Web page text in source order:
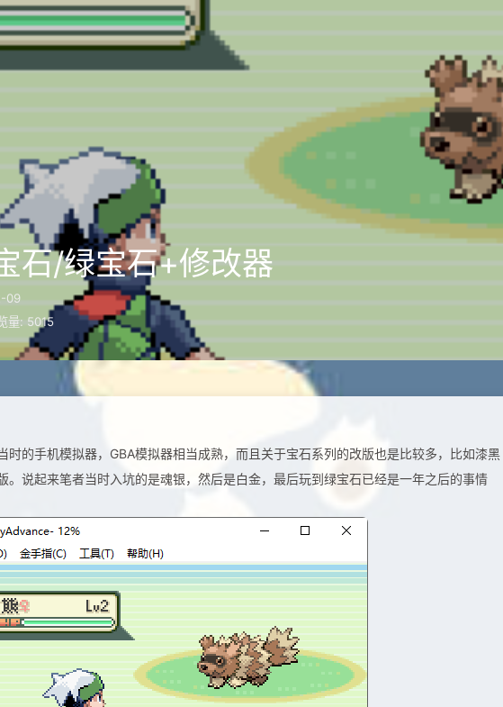
石/绿宝石+修改器
09
量: 5015
时的手机模拟器，GBA模拟器相当成熟，而且关于宝石系列的改版也是比较多，比如漆黑
。说起来笔者当时入坑的是魂银，然后是白金，最后玩到绿宝石已经是一年之后的事情